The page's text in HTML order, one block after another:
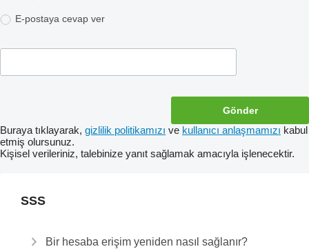
E-postaya cevap ver
Buraya tıklayarak, gizlilik politikamızı ve kullanıcı anlaşmamızı kabul
etmiş olursunuz.
Kişisel verileriniz, talebinize yanıt sağlamak amacıyla işlenecektir.
SSS
Bir hesaba erişim yeniden nasıl sağlanır?